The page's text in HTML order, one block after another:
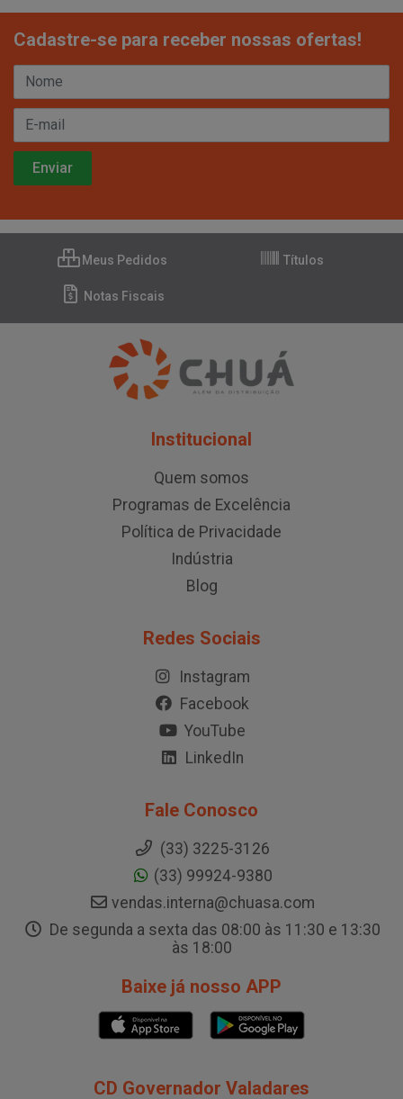
Cadastre-se para receber nossas ofertas!
Meus Pedidos Títulos
Notas Fiscais
Institucional
Quem somos
Programas de Excelência
Política de Privacidade
Indústria
Blog
Redes Sociais
Instagram
Facebook
YouTube
LinkedIn
Fale Conosco
(33) 3225-3126
(33) 99924-9380
vendas.interna@chuasa.com
De segunda a sexta das 08:00 às 11:30 e 13:30
às 18:00
Baixe já nosso APP
CD Governador Valadares